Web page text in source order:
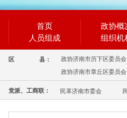
首页
人员组成
政协概
组织机
区 县： 政协济南市历下区委员会
政协济南市章丘区委员会
党派、工商联： 民革济南市委会